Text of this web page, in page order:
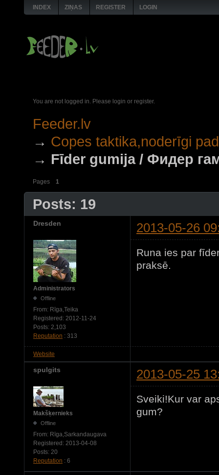
INDEX ZIŅAS REGISTER LOGIN
You are not logged in. Please login or register.
Feeder.lv
→ Copes taktika,noderīgi
→ Fīder gumija / Фидер
Pages 1
Posts: 19
Dresden 2013-05-26
Administrators
Offline
From: Rīga,Teika
Registered: 2012-11-24
Posts: 2,103
Reputation : 313
Runa ies par
praksē.
Website
spulgits 2013-05-25
Makšķernieks
Offline
From: Rīga,Sarkandaugava
Registered: 2013-04-08
Posts: 20
Reputation : 6
Sveiki!Kur var
gum?